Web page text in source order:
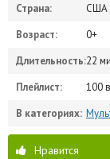
Страна:
США
Возраст:
0+
Длительность:22
Плейлист:
100
В категориях:
Нравится